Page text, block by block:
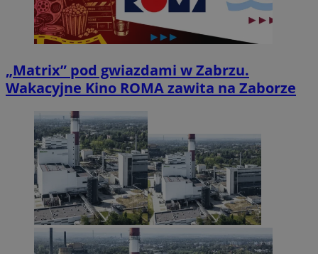
„Matrix” pod gwiazdami w Zabrzu.
Wakacyjne Kino ROMA zawita na Zaborze